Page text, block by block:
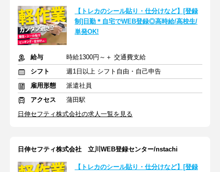
【トレカのシール貼り・仕分けなど】[登録
制]日勤＊自宅でWEB登録◎高時給/高校生/
単発OK!
給与
時給1300円～＋ 交通費支給
シフト
週1日以上 シフト自由・自己申告
雇用形態
派遣社員
アクセス
蒲田駅
日伸セフティ株式会社の求人一覧を見る
日伸セフティ株式会社 立川WEB登録センター/nstachi
【トレカのシール貼り・仕分けなど】[登録